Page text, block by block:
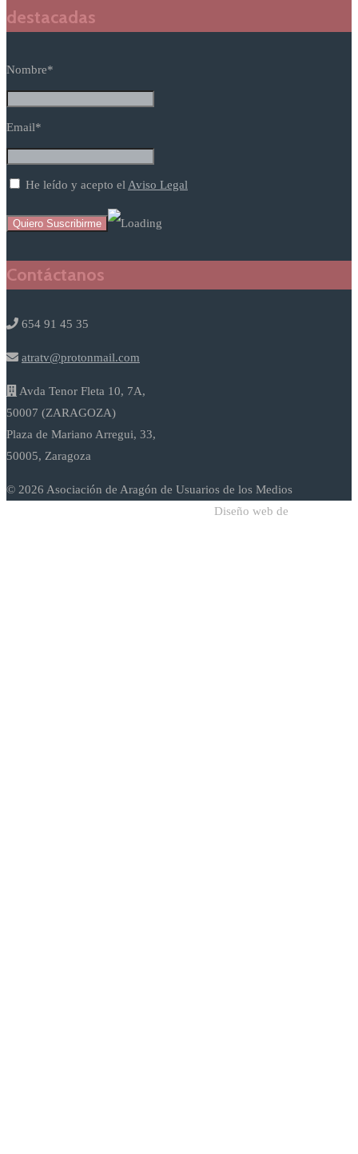
destacadas
Nombre*
Email*
He leído y acepto elAviso Legal
Contáctanos
654 91 45 35
atratv@protonmail.com
Avda Tenor Fleta 10, 7A,
50007 (ZARAGOZA)
Plaza de Mariano Arregui, 33,
50005, Zaragoza
© 2026 Asociación de Aragón de Usuarios de los Medios
Diseño web de